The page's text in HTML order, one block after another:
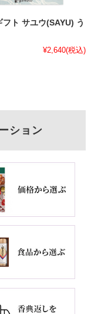
フト サユウ(SAYU) う
¥2,640(税込)
ション